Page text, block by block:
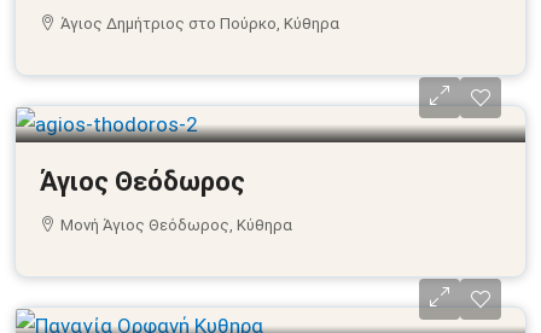
Άγιος Δημήτριος στο Πούρκο, Κύθηρα
Άγιος Θεόδωρος
Μονή Άγιος Θεόδωρος, Κύθηρα